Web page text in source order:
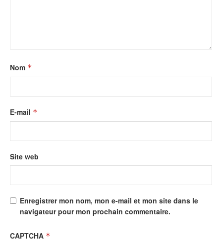
Nom *
E-mail *
Site web
Enregistrer mon nom, mon e-mail et mon site dans le
navigateur pour mon prochain commentaire.
CAPTCHA *